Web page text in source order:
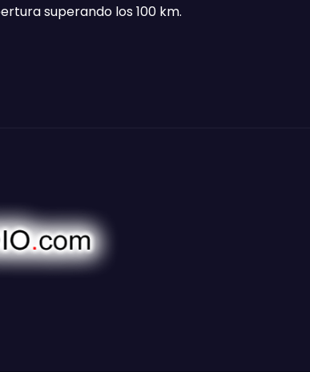
superando los 100 km.